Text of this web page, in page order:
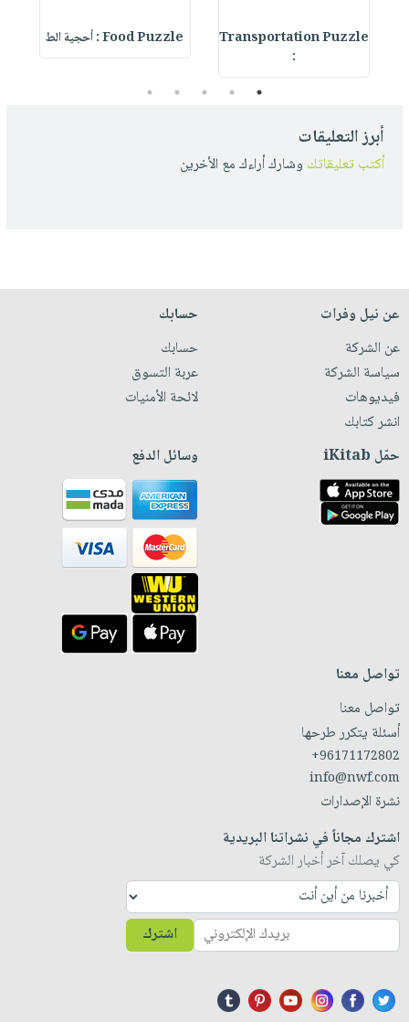
Transportation Puzzle
:
Food Puzzle : أحجية الط
1
2
3
4
5
أبرز التعليقات
أكتب تعليقاتك وشارك أراءك مع الأخرين
عن نيل وفرات
عن الشركة
سياسة الشركة
فيديوهات
انشر كتابك
حسابك
حسابك
عربة التسوق
لائحة الأمنيات
حمّل iKitab وسائل الدفع
تواصل معنا
تواصل معنا
أسئلة يتكرر طرحها
+96171172802
info@nwf.com
نشرة الإصدارات
اشترك مجاناً في نشراتنا البريدية
كي يصلك آخر أخبار الشركة
اشترك